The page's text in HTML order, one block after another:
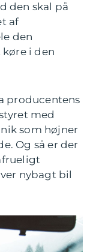
den skal på
af
den
i den
producentens
med
som højner
Og så er der
nybagt bil